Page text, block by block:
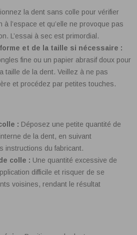
la dent sans colle pour vérifier
à l’espace et qu’elle ne provoque pas
L’essai à sec est primordial.
et de la taille si nécessaire :
fine ou un papier abrasif doux pour
taille de la dent. Veillez à ne pas
et procédez par petites touches.
: Déposez une petite quantité de
de la dent, en suivant
instructions du fabricant.
colle : Une quantité excessive de
difficile et risquer de se
voisines, rendant le résultat